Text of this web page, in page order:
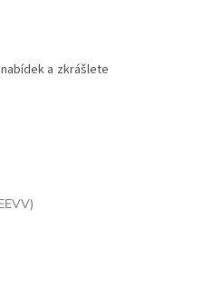
a zkrášlete